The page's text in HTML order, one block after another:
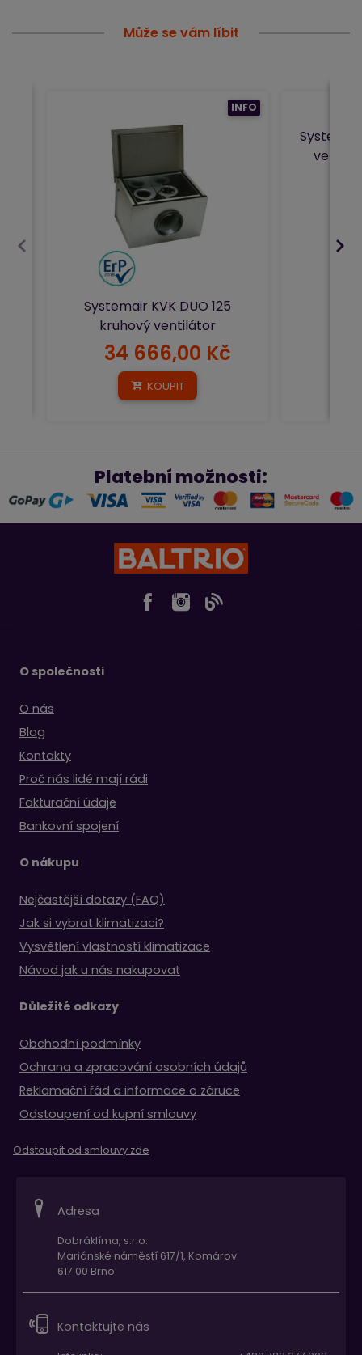
Může se vám líbit
INFO
Systemair KVK DUO 125
kruhový ventilátor
34 666,00 Kč
KOUPIT
Platební možnosti:
O společnosti
O nás
Blog
Kontakty
Proč nás lidé mají rádi
Fakturační údaje
Bankovní spojení
O nákupu
Nejčastější dotazy (FAQ)
Jak si vybrat klimatizaci?
Vysvětlení vlastností klimatizace
Návod jak u nás nakupovat
Důležité odkazy
Obchodní podmínky
Ochrana a zpracování osobních údajů
Reklamační řád a informace o záruce
Odstoupení od kupní smlouvy
Odstoupit od smlouvy zde
Adresa
Dobráklíma, s.r.o.
Mariánské náměstí 617/1, Komárov
617 00 Brno
Kontaktujte nás